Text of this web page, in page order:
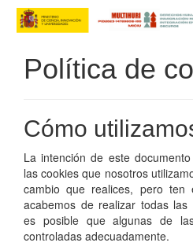
Política de
Cómo
La intención de este
las cookies que nosotros
cambio que realices, pero
acabemos de realizar todas las
es posible que algunas de
controladas adecuadamente.